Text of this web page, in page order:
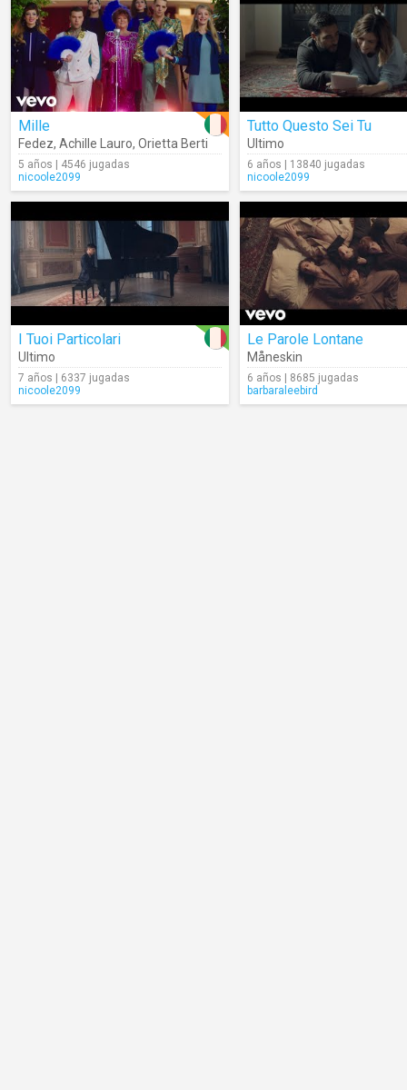
Mille
Fedez, Achille Lauro, Orietta Berti
5 años | 4546 jugadas
nicoole2099
Tutto Questo Sei Tu
Ultimo
6 años | 13840 jugadas
nicoole2099
I Tuoi Particolari
Ultimo
7 años | 6337 jugadas
nicoole2099
Le Parole Lontane
Måneskin
6 años | 8685 jugadas
barbaraleebird